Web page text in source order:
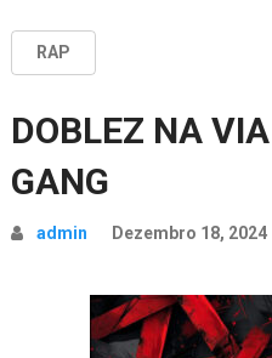
RAP
DOBLEZ NA
GANG
admin Dezembro 18, 2024